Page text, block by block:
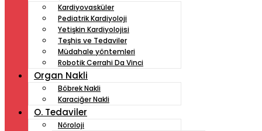
Kardiyovasküler
Pediatrik Kardiyoloji
Yetişkin Kardiyolojisi
Teşhis ve Tedaviler
Müdahale yöntemleri
Robotik Cerrahi Da Vinci
Organ Nakli
Böbrek Nakli
Karaciğer Nakli
O. Tedaviler
Nöroloji